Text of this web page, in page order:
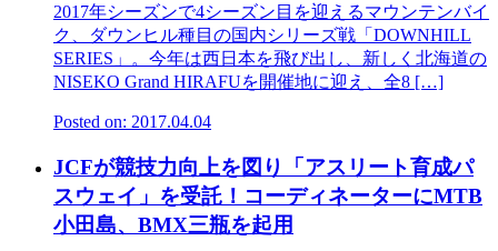
2017年シーズンで4シーズン目を迎えるマウンテンバイ
ク、ダウンヒル種目の国内シリーズ戦「DOWNHILL
SERIES」。今年は西日本を飛び出し、新しく北海道の
NISEKO Grand HIRAFUを開催地に迎え、全8 […]
Posted on: 2017.04.04
JCFが競技力向上を図り「アスリート育成パ
スウェイ」を受託！コーディネーターにMTB
小田島、BMX三瓶を起用